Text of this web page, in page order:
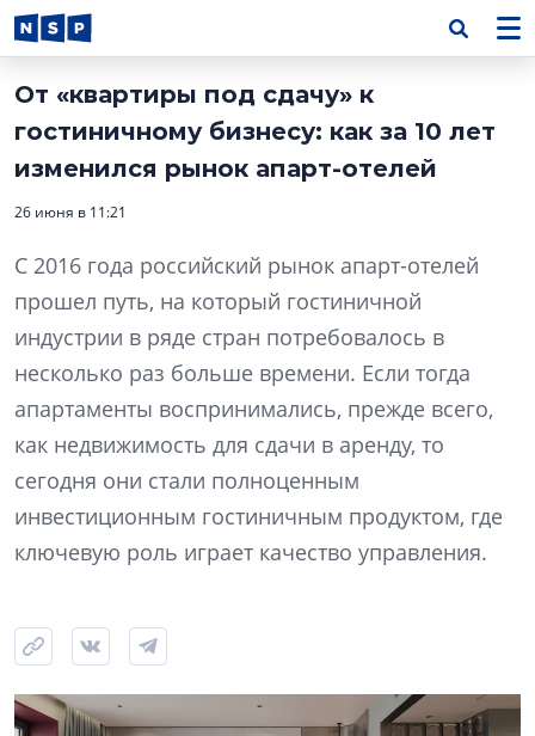
От «квартиры под сдачу» к
гостиничному бизнесу: как за 10 лет
изменился рынок апарт-отелей
26 июня в 11:21
С 2016 года российский рынок апарт-отелей
прошел путь, на который гостиничной
индустрии в ряде стран потребовалось в
несколько раз больше времени. Если тогда
апартаменты воспринимались, прежде всего,
как недвижимость для сдачи в аренду, то
сегодня они стали полноценным
инвестиционным гостиничным продуктом, где
ключевую роль играет качество управления.